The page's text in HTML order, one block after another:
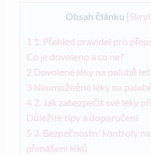
Obsah článku [
1 1. Přehled pravidel pro
Co je dovoleno a co ne?
2 Dovolené léky na palubě
3 Neumožněné léky na
4 2. Jak zabezpečit své léky
Důležité tipy a doporučení
5 3. Bezpečnostní kontroly
přenášení léků